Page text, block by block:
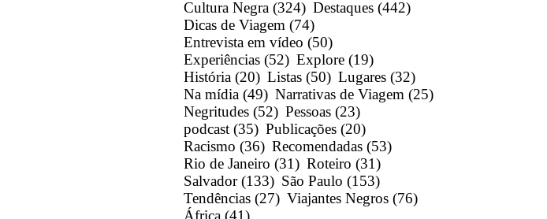
Cultura Negra (324) Destaques (442)
Dicas de Viagem (74)
Entrevista em vídeo (50)
Experiências (52) Explore (19)
História (20) Listas (50) Lugares (32)
Na mídia (49) Narrativas de Viagem (25)
Negritudes (52) Pessoas (23)
podcast (35) Publicações (20)
Racismo (36) Recomendadas (53)
Rio de Janeiro (31) Roteiro (31)
Salvador (133) São Paulo (153)
Tendências (27) Viajantes Negros (76)
África (41)